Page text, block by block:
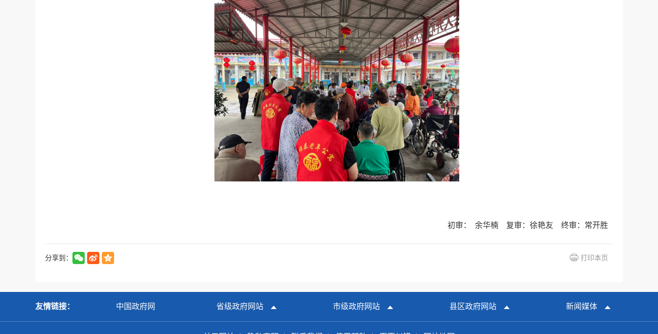
初审： 余华楠 复审：徐艳友 终审：常开胜
分享到： 打印本页
友情链接： 中国政府网 省级政府网站 市级政府网站 县区政府网站 新闻媒体